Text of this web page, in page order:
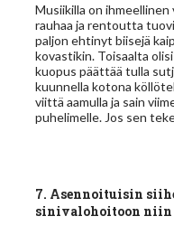
Musiikilla on
rauhaa ja rentoutta
paljon ehtinyt biisejä
kovastikin. Toisaalta
kuopus päättää tulla
kuunnella kotona
viittä aamulla ja sain
puhelimelle. Jos sen
7. Asennoituisin
sinivalohoitoon